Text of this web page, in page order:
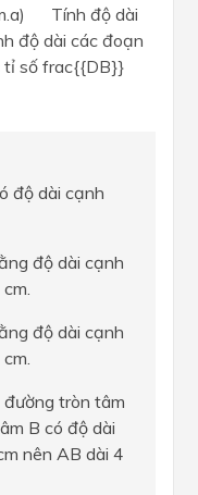
Tính độ dài
độ dài các đoạn
số frac{{DB}}
độ dài cạnh
độ dài cạnh
độ dài cạnh
tròn tâm
B có độ dài
nên AB dài 4